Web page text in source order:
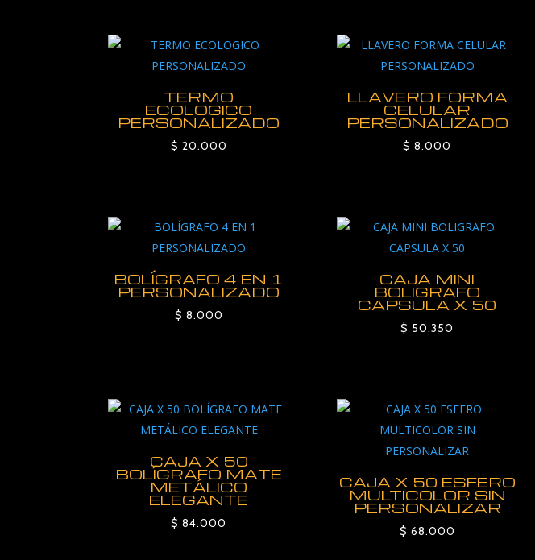
TERMO
ECOLOGICO
PERSONALIZADO
$ 20.000
LLAVERO FORMA
CELULAR
PERSONALIZADO
$ 8.000
BOLÍGRAFO 4 EN 1
PERSONALIZADO
$ 8.000
CAJA MINI
BOLIGRAFO
CAPSULA X 50
$ 50.350
CAJA X 50
BOLÍGRAFO MATE
METÁLICO
ELEGANTE
$ 84.000
CAJA X 50 ESFERO
MULTICOLOR SIN
PERSONALIZAR
$ 68.000